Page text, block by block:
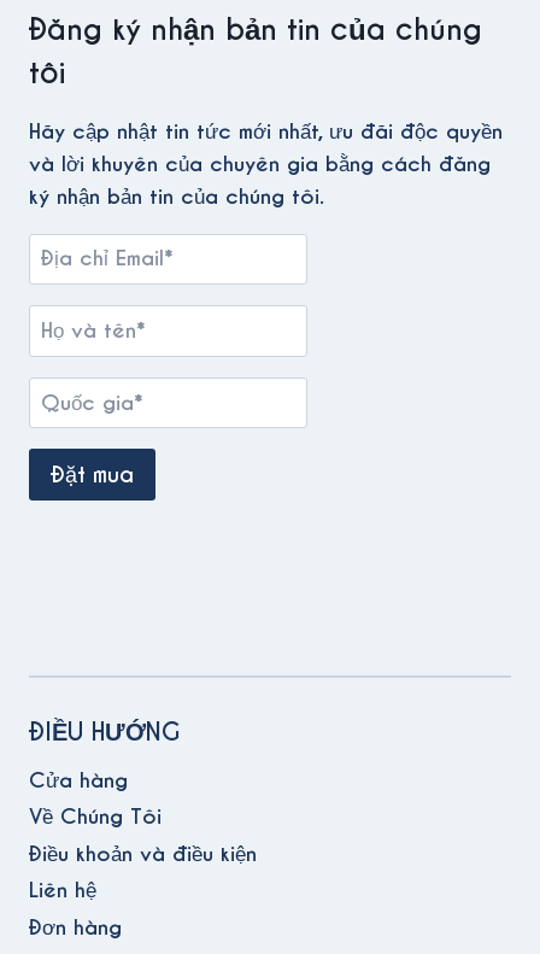
Đăng ký nhận bản tin của chúng
tôi
Hãy cập nhật tin tức mới nhất, ưu đãi độc quyền
và lời khuyên của chuyên gia bằng cách đăng
ký nhận bản tin của chúng tôi.
ĐIỀU HƯỚNG
Cửa hàng
Về Chúng Tôi
Điều khoản và điều kiện
Liên hệ
Đơn hàng